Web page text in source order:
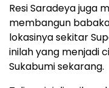
Resi Saradeya juga
membangun
lokasinya sekitar
inilah yang menjadi
Sukabumi sekarang.